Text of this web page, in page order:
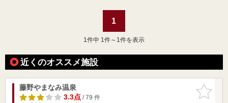
1
1 件中 1件～1件を表示
近くのオススメ施設
お気に入
りに追加
藤野やまなみ温泉
3.3点/ 79 件